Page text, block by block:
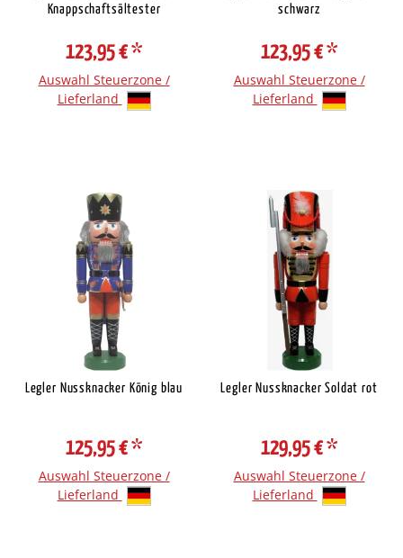
Knappschaftsältester
123,95 €*
Auswahl Steuerzone /
Lieferland
schwarz
123,95 €*
Auswahl Steuerzone /
Lieferland
Legler Nussknacker König blau
125,95 €*
Auswahl Steuerzone /
Lieferland
Legler Nussknacker Soldat rot
129,95 €*
Auswahl Steuerzone /
Lieferland